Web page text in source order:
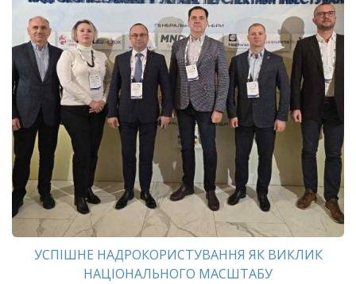
УСПІШНЕ НАДРОКОРИСТУВАННЯ ЯК ВИКЛИК
НАЦІОНАЛЬНОГО МАСШТАБУ